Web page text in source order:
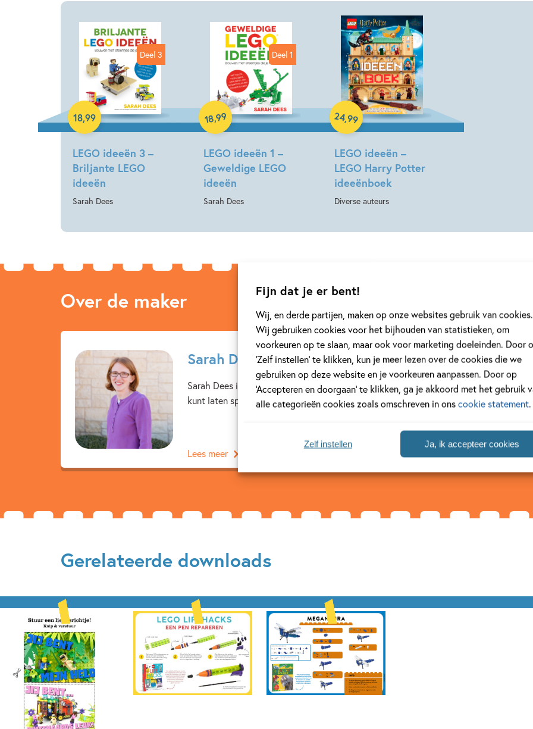
Fijn dat je er bent!
Wij, en derde partijen, maken op onze websites gebruik van cookies.
Wij gebruiken cookies voor het bijhouden van statistieken, om
voorkeuren op te slaan, maar ook voor marketing doeleinden. Door
‘Zelf instellen’ te klikken, kun je meer lezen over de cookies die we
gebruiken op deze website en je voorkeuren aanpassen. Door op
‘Accepteren en doorgaan’ te klikken, ga je akkoord met het gebruik
alle categorieën cookies zoals omschreven in onscookie statement.
Ja, ik accepteer cookies
Zelf instellen
Deel 3
LEGO ideeën 3 –
Briljante LEGO
ideeën
Sarah Dees
18,99
Paperback
Deel 1
LEGO ideeën 1 –
Geweldige LEGO
ideeën
Sarah Dees
18,99
Paperback
LEGO ideeën –
LEGO Harry Potter
ideeënboek
Diverse auteurs
24,99
Hardcover
Over de maker
Sarah Dees
Sarah Dees is moeder van vier jongens en een meisje. Op haar blog Frugal Fun for
kunt laten spelen, zonder dat het veel geld hoeft te...
Lees meer
Gerelateerde downloads